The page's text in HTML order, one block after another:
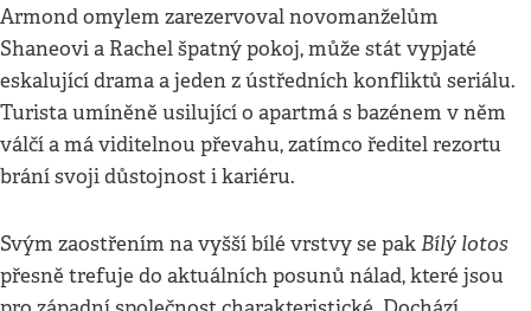
Armond omylem zarezervoval novomanželům
Shaneovi a Rachel špatný pokoj, může stát vypjaté
eskalující drama a jeden z ústředních konfliktů seriálu.
Turista umíněně usilující o apartmá s bazénem v něm
válčí a má viditelnou převahu, zatímco ředitel rezortu
brání svoji důstojnost i kariéru.
Svým zaostřením na vyšší bílé vrstvy se pakBílý lotos
přesně trefuje do aktuálních posunů nálad, které jsou